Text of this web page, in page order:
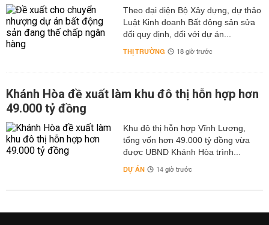
Theo đại diện Bộ Xây dựng, dự thảo
Luật Kinh doanh Bất động sản sửa
đổi quy định, đối với dự án...
THỊ TRƯỜNG 18 giờ trước
Khánh Hòa đề xuất làm khu đô thị hỗn hợp hơn
49.000 tỷ đồng
Khu đô thị hỗn hợp Vĩnh Lương,
tổng vốn hơn 49.000 tỷ đồng vừa
được UBND Khánh Hòa trình...
DỰ ÁN 14 giờ trước